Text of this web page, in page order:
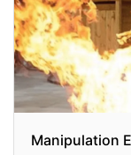
Manipulation